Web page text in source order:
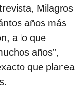
Milagros
años más
a lo que
años”,
que planea